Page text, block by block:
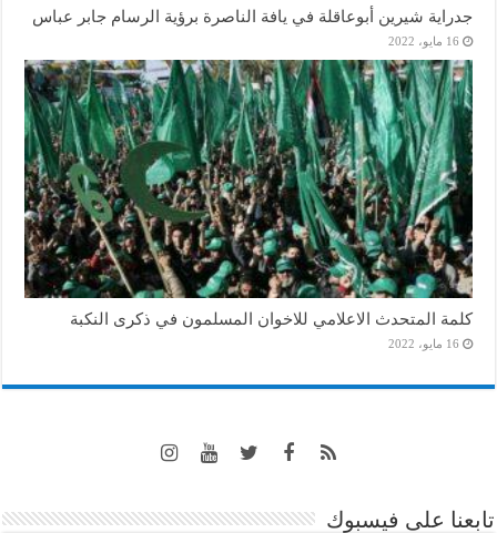
جدراية شيرين أبوعاقلة في يافة الناصرة برؤية الرسام جابر عباس
16 مايو، 2022
كلمة المتحدث الاعلامي للاخوان المسلمون في ذكرى النكبة
16 مايو، 2022
تابعنا على فيسبوك